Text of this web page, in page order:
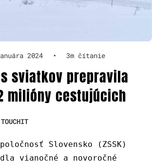
2024 • 3m čítanie
sviatkov prepravila
milióny cestujúcich
Slovensko (ZSSK)
vianočné a novoročné